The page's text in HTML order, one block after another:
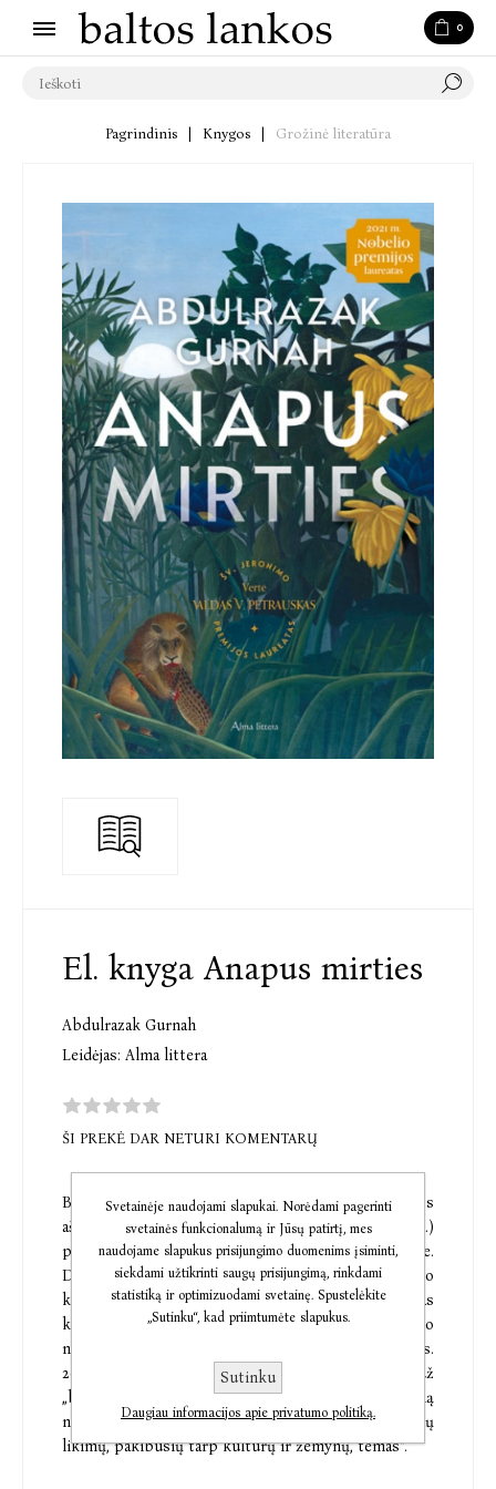
0
Pagrindinis Knygos Grožinė literatūra
El. knyga Anapus mirties
Abdulrazak Gurnah
Leidėjas: Alma littera
ŠI PREKĖ DAR NETURI KOMENTARŲ
Bėgdamas nuo politinės priespaudos
aštuoniolikmetisAbdulrazakas Gurnah(1948 m.)
paliko gimtąjį Zanzibarą ir apsigyveno Anglijoje.
Dešimt romanų sukūręs autorius savo rašytojo
karjerą paskyrė tremties temai, nagrinėdamas
klausimą, kaip ir kodėl žmonės atsiduria toli nuo
namų, šeimos, bendruomenės, o kartais ir nuo savęs.
2021 m. jam skirta
Nobelio literatūros premija
už
„bekompromisį ir užuojautos kupiną įžvalgumą
nagrinėjant kolonializmo padarinių ir pabėgėlių
likimų, pakibusių tarp kultūrų ir žemynų, temas“.
Svetainėje naudojami slapukai. Norėdami pagerinti
svetainės funkcionalumą ir Jūsų patirtį, mes
naudojame slapukus prisijungimo duomenims įsiminti,
siekdami užtikrinti saugų prisijungimą, rinkdami
statistiką ir optimizuodami svetainę. Spustelėkite
„Sutinku“, kad priimtumėte slapukus.
Sutinku
Daugiau informacijos apie privatumo politiką.